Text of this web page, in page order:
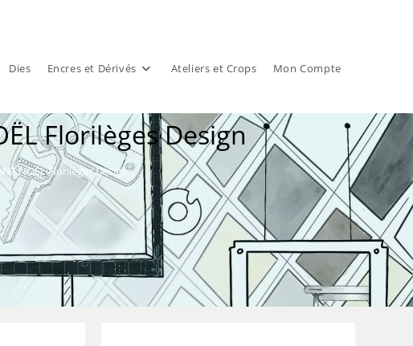
Dies Encres et Dérivés Ateliers et Crops Mon Compte
Florilèges Design
NOËL Florilèges Design